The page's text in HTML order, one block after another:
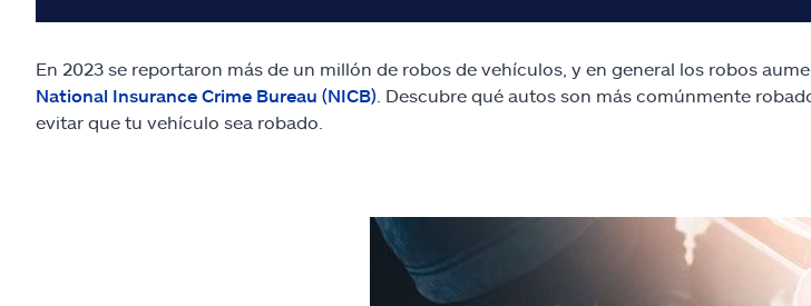
En 2023 se reportaron más de un millón de robos de vehículos, y en general los robos
National Insurance Crime Bureau (NICB) . Descubre qué autos son más comúnmente
evitar que tu vehículo sea robado.